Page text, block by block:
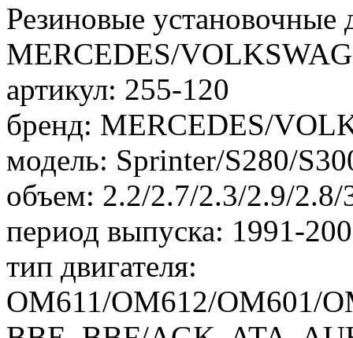
Резиновые установочные
MERCEDES/
артикул: 255-120
бренд: MERCEDES/
модель: Sprinter/S280/
объем: 2.2/2.7/2.3/2.9/2.8/
период выпуска: 1991-
тип двигателя:
OM611/OM612/OM601/